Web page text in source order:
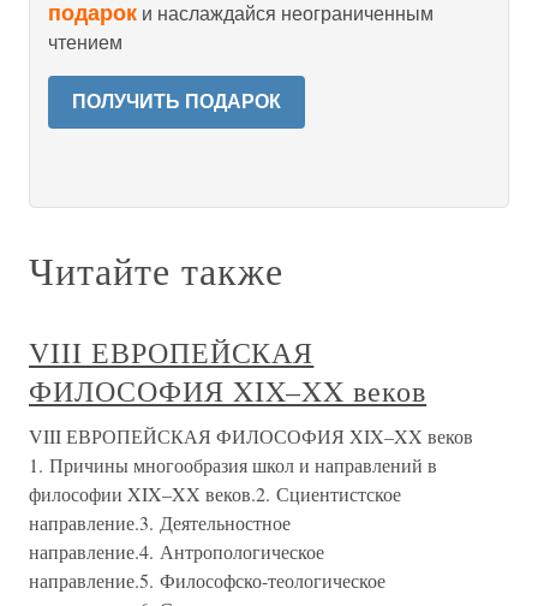
подарок и наслаждайся неограниченным
чтением
ПОЛУЧИТЬ ПОДАРОК
Читайте также
VIII ЕВРОПЕЙСКАЯ
ФИЛОСОФИЯ XIX–XX веков
VIII ЕВРОПЕЙСКАЯ ФИЛОСОФИЯ XIX–XX веков
1. Причины многообразия школ и направлений в
философии XIX–XX веков.2. Сциентистское
направление.3. Деятельностное
направление.4. Антропологическое
направление.5. Философско-теологическое